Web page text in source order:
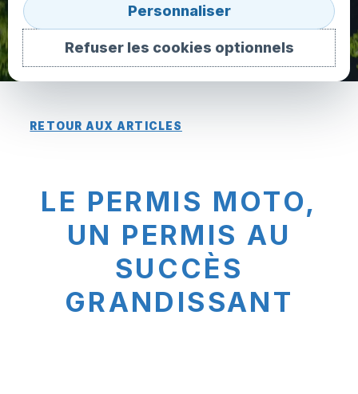
Refuser les cookies optionnels
Personnaliser
RETOUR AUX ARTICLES
LE PERMIS MOTO,
UN PERMIS AU
SUCCÈS
GRANDISSANT